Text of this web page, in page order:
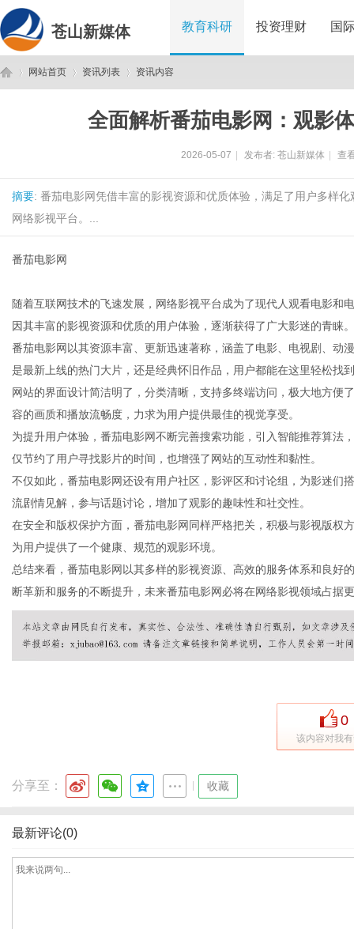
苍山新媒体 教育科研 投资理财 国
网站首页 资讯列表 资讯内容
全面解析番茄电影网：观影
2026-05-07 发布者: 苍山新媒体 查
摘要: 番茄电影网凭借丰富的影视资源和优质体验，满足了用户多样
网络影视平台。...
番茄电影网
随着互联网技术的飞速发展，网络影视平台成为了现代人观看电影和
因其丰富的影视资源和优质的用户体验，逐渐获得了广大影迷的青睐。
番茄电影网以其资源丰富、更新迅速著称，涵盖了电影、电视剧、动
是最新上线的热门大片，还是经典怀旧作品，用户都能在这里轻松找
网站的界面设计简洁明了，分类清晰，支持多终端访问，极大地方便
容的画质和播放流畅度，力求为用户提供最佳的视觉享受。
为提升用户体验，番茄电影网不断完善搜索功能，引入智能推荐算法
仅节约了用户寻找影片的时间，也增强了网站的互动性和黏性。
不仅如此，番茄电影网还设有用户社区，影评区和讨论组，为影迷们
流剧情见解，参与话题讨论，增加了观影的趣味性和社交性。
在安全和版权保护方面，番茄电影网同样严格把关，积极与影视版权
为用户提供了一个健康、规范的观影环境。
总结来看，番茄电影网以其多样的影视资源、高效的服务体系和良好
断革新和服务的不断提升，未来番茄电影网必将在网络影视领域占据
0
该内容对我
分享至： 收藏
最新评论(0)